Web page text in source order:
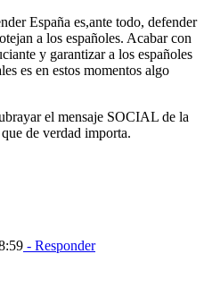
España es,ante todo, defender
a los españoles. Acabar con
y garantizar a los españoles
es en estos momentos algo
el mensaje SOCIAL de la
de verdad importa.
- Responder